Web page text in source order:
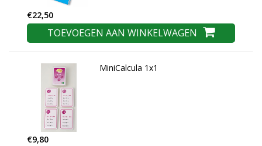
€22,50
TOEVOEGEN AAN WINKELWAGEN
MiniCalcula 1x1
€9,80